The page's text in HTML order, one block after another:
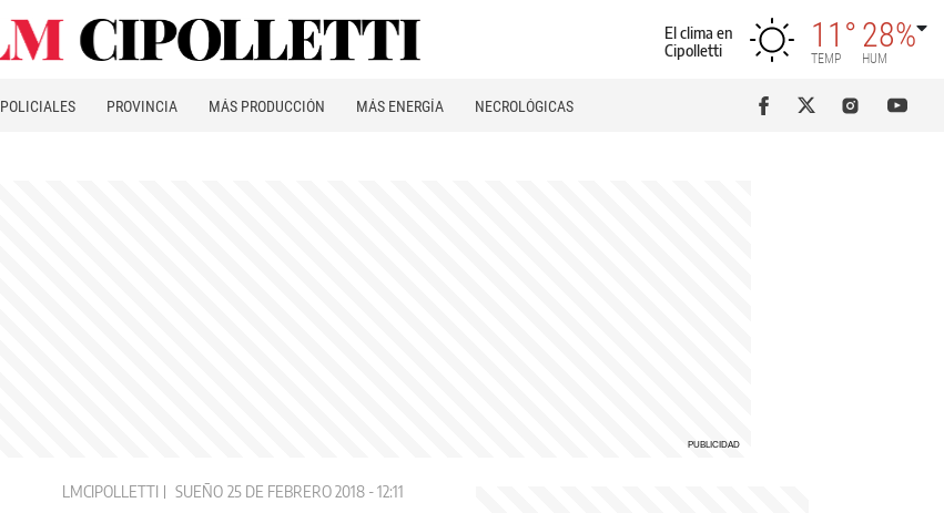
El clima en
Cipolletti
11°
TEMP
28%
HUM
POLICIALES PROVINCIA MÁS PRODUCCIÓN MÁS ENERGÍA NECROLÓGICAS
LMCIPOLLETTI SUEÑO 25 DE FEBRERO 2018 - 12:11